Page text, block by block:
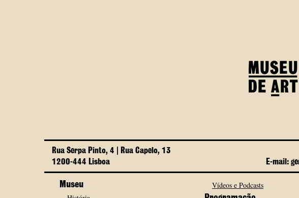
Rua Serpa Pinto, 4 | Rua Capelo, 13
1200-444 Lisboa
E-mail:
Museu Vídeos e Podcasts